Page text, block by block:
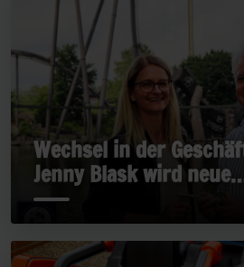
Wechsel in der
Jenny Blask wird neue
Geschäftsführerin